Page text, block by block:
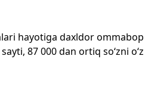
hayotiga daxldor ommabop
87 000 dan ortiq so‘zni